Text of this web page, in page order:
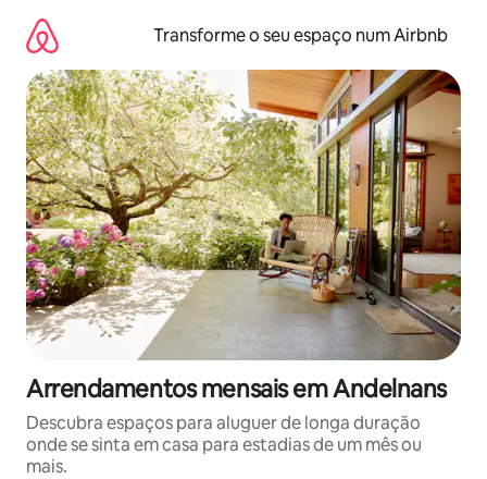
para
conteúdo
Transforme o seu espaço num Airbnb
Arrendamentos mensais em Andelnans
Descubra espaços para aluguer de longa duração
onde se sinta em casa para estadias de um mês ou
mais.